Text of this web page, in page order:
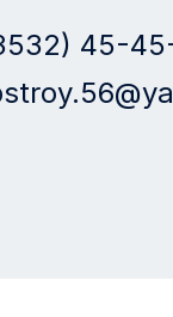
45-